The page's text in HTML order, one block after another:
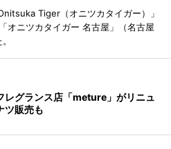
Tiger（オニツカタイガー）」
オニツカタイガー 名古屋」（名古屋
レグランス店「meture」がリニュ
販売も